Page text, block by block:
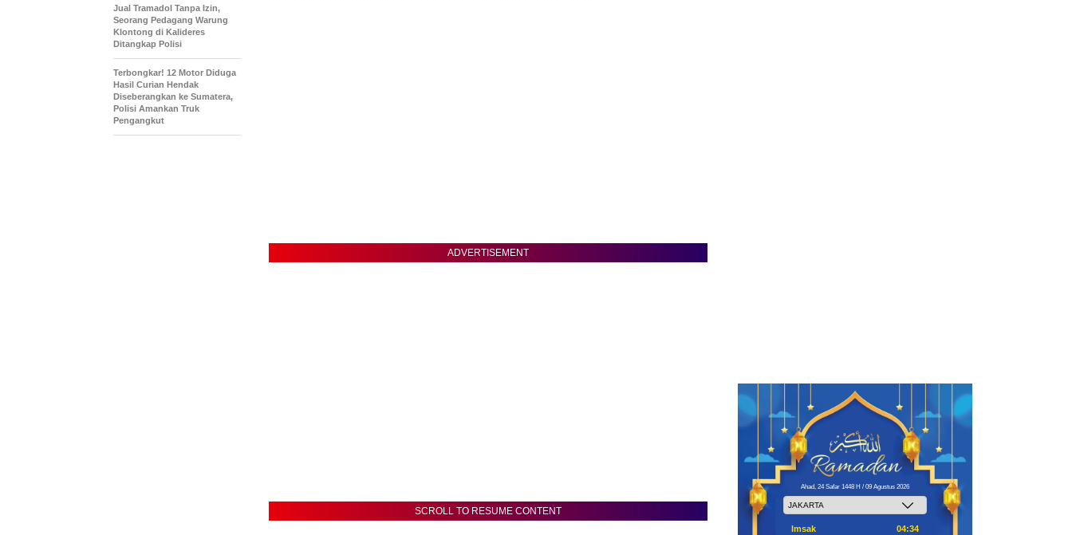
ADVERTISEMENT
SCROLL TO RESUME CONTENT
Jual Tramadol Tanpa Izin,
Seorang Pedagang Warung
Klontong di Kalideres
Ditangkap Polisi
Terbongkar! 12 Motor Diduga
Hasil Curian Hendak
Diseberangkan ke Sumatera,
Polisi Amankan Truk
Pengangkut
Ahad, 24 Safar 1448 H / 09 Agustus 2026
Imsak 04:34